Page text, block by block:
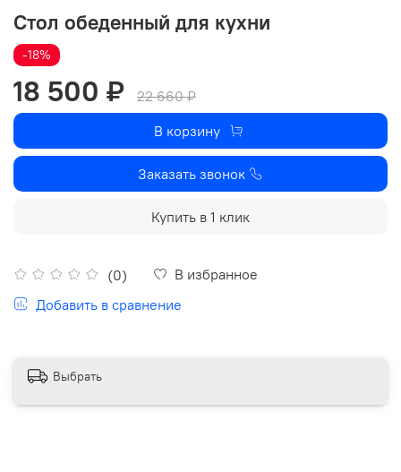
Стол обеденный для кухни
(0)
В избранное
Добавить в сравнение
-18%
18 500 ₽
22 660 ₽
В корзину
Заказать звонок
Купить в 1 клик
Выбрать